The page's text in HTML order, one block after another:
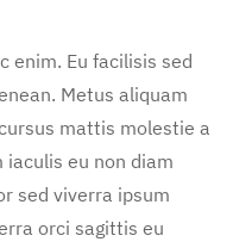
enim. Eu facilisis sed
Metus aliquam
mattis molestie a
eu non diam
sed viverra ipsum
orci sagittis eu